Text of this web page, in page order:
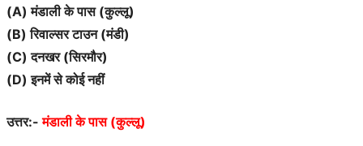
(A) मंडाली के पास (कुल्लू)
(B) रिवाल्सर टाउन (मंडी)
(C) दनखर (सिरमौर)
(D) इनमें से कोई नहीं
उत्तर:-मंडाली के पास (कुल्लू)